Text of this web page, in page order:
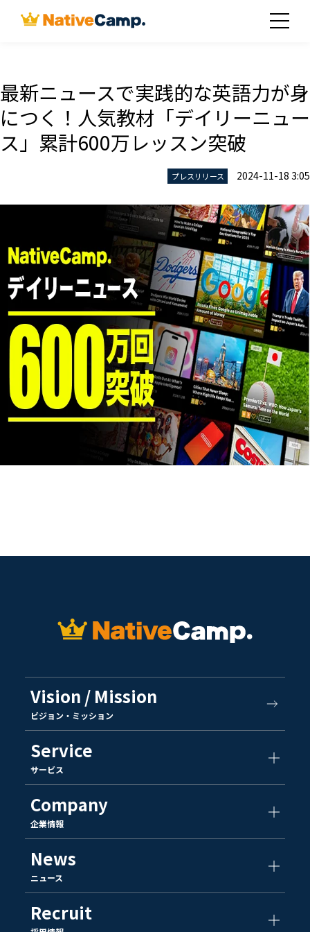
最新ニュースで実践的な英語力が身
につく！人気教材「デイリーニュー
ス」累計600万レッスン突破
プレスリリース 2024-11-18 3:05
Vision / Mission
ビジョン・ミッション
Service
サービス
Company
企業情報
News
ニュース
Recruit